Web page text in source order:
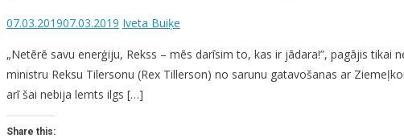
07.03.201907.03.2019 Iveta Buiķe
„Netērē savu enerģiju, Rekss – mēs darīsim to, kas ir jādara!”, pagājis
ministru Reksu Tilersonu (Rex Tillerson) no sarunu gatavošanas ar
arī šai nebija lemts ilgs […]
Share this: